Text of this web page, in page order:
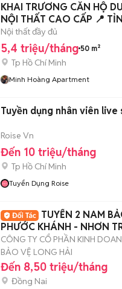
KHAI TRƯƠNG CĂN HỘ
NỘI THẤT CAO CẤP 📍
Nội thất đầy đủ
5,4 triệu/tháng 50 m²
Tp Hồ Chí Minh
Minh Hoàng Apartment
Tuyền dụng nhân viên live
Roise Vn
Đến 10 triệu/tháng
Tp Hồ Chí Minh
Tuyển Dụng Roise
TUYỂN 2 NAM
PHƯỚC KHÁNH - NHƠN
CÔNG TY CỔ PHẦN KINH
BẢO VỆ LONG HẢI
Đến 8,50 triệu/tháng
Đồng Nai